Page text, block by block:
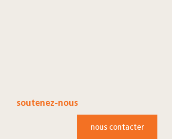
soutenez-nous
nous contacter